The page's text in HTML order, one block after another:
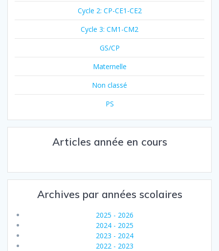
Cycle 2: CP-CE1-CE2
Cycle 3: CM1-CM2
GS/CP
Maternelle
Non classé
PS
Articles année en cours
Archives par années scolaires
2025 - 2026
2024 - 2025
2023 - 2024
2022 - 2023